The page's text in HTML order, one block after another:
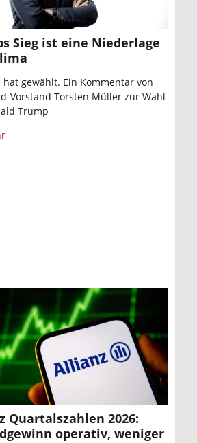
Sieg ist eine Niederlage
hat gewählt. Ein Kommentar von
Vorstand Torsten Müller zur Wahl
Trump
Quartalszahlen 2026:
operativ, weniger